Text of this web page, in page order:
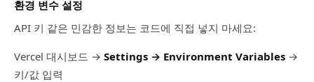
환경 변수 설정
API 키 같은 민감한 정보는 코드에 직접 넣지 마세요:
Vercel 대시보드 → Settings → Environment Variables →
키/값 입력